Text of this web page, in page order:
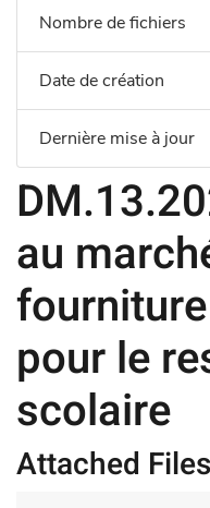
Nombre de fichiers
Date de création
Dernière mise à jour
au
pour le
scolaire
Attached Files